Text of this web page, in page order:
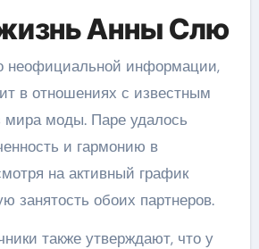
Анны Слю
неофициальной информации,
в отношениях с известным
мира моды. Паре удалось
и гармонию в
на активный график
занятость обоих партнеров.
также утверждают, что у